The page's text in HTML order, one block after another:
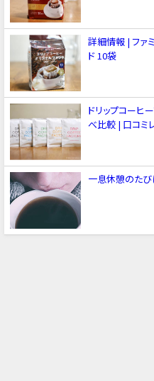
詳細情報 | ファ
ド 10袋
ドリップコーヒ
べ比較 | 口コミ
一息休憩のたび